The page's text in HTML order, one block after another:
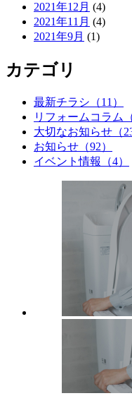
2021年12月 (4)
2021年11月 (4)
2021年9月 (1)
カテゴリ
最新チラシ（11）
リフォームコラム（
大切なお知らせ（23
お知らせ（92）
イベント情報（4）